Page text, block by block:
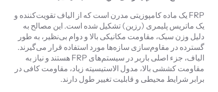
FRP یک ماده کامپوزیتی مدرن است که از الیاف تقویت‌کننده و
یک ماتریس پلیمری (رزین) تشکیل شده است. این مصالح به
دلیل وزن سبک، مقاومت مکانیکی بالا و دوام بی‌نظیر، به طور
گسترده در مقاوم‌سازی سازه‌ها مورد استفاده قرار می‌گیرند.
الیاف، جزء اصلی باربر در سیستم‌های FRP هستند و نیاز به
مقاومت کششی بالا، مدول الاستیسیته زیاد، مقاومت کافی در
برابر شرایط محیطی و قابلیت تغییر طول دارند.